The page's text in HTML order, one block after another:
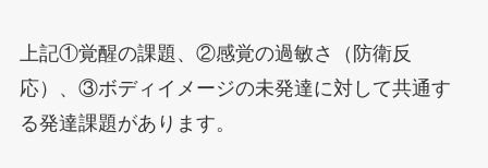
上記①覚醒の課題、②感覚の過敏さ（防衛反
応）、③ボディイメージの未発達に対して共通す
る発達課題があります。